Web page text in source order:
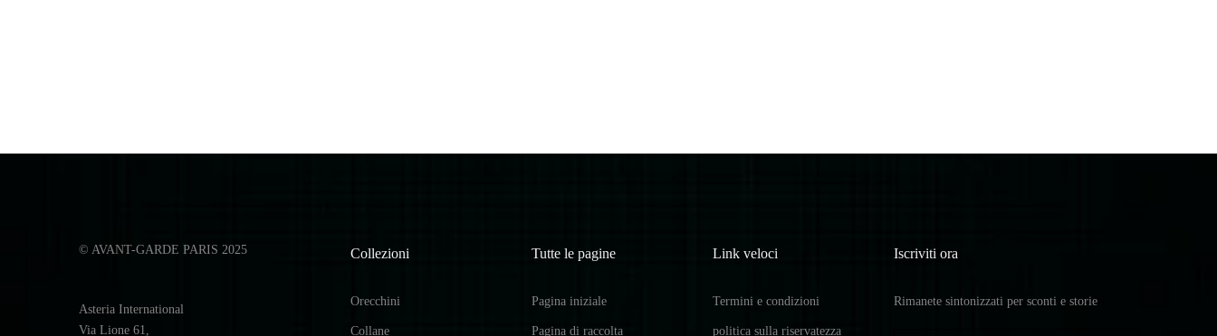
© AVANT-GARDE PARIS 2025
Asteria International
Via Lione 61,
Collezioni
Orecchini
Collane
Tutte le pagine
Pagina iniziale
Pagina di raccolta
Link veloci
Termini e condizioni
politica sulla riservatezza
Iscriviti ora
Rimanete sintonizzati per sconti e storie